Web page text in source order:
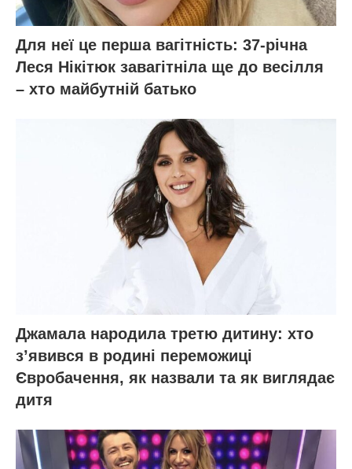
Для неї це перша вагітність: 37-річна
Леся Нікітюк завагітніла ще до весілля
– хто майбутній батько
Джамала народила третю дитину: хто
зʼявився в родині переможиці
Євробачення, як назвали та як виглядає
дитя